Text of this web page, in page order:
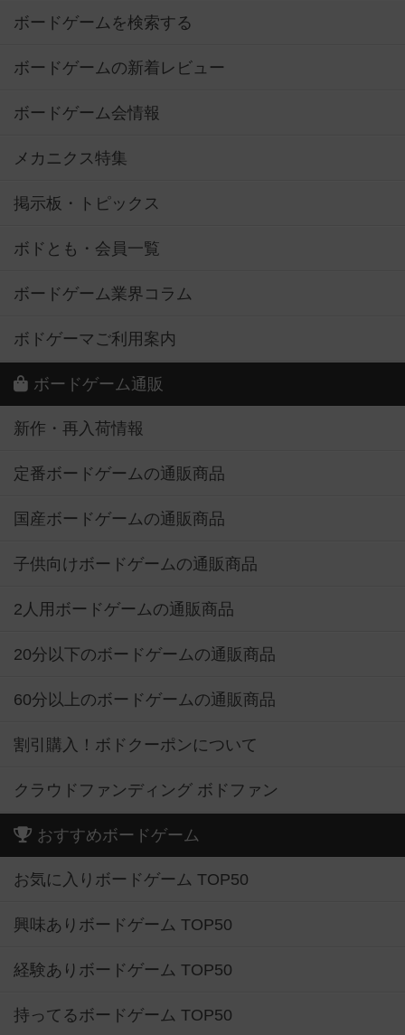
ボードゲームを検索する
ボードゲームの新着レビュー
ボードゲーム会情報
メカニクス特集
掲示板・トピックス
ボドとも・会員一覧
ボードゲーム業界コラム
ボドゲーマご利用案内
ボードゲーム通販
新作・再入荷情報
定番ボードゲームの通販商品
国産ボードゲームの通販商品
子供向けボードゲームの通販商品
2人用ボードゲームの通販商品
20分以下のボードゲームの通販商品
60分以上のボードゲームの通販商品
割引購入！ボドクーポンについて
クラウドファンディング ボドファン
おすすめボードゲーム
お気に入りボードゲーム TOP50
興味ありボードゲーム TOP50
経験ありボードゲーム TOP50
持ってるボードゲーム TOP50